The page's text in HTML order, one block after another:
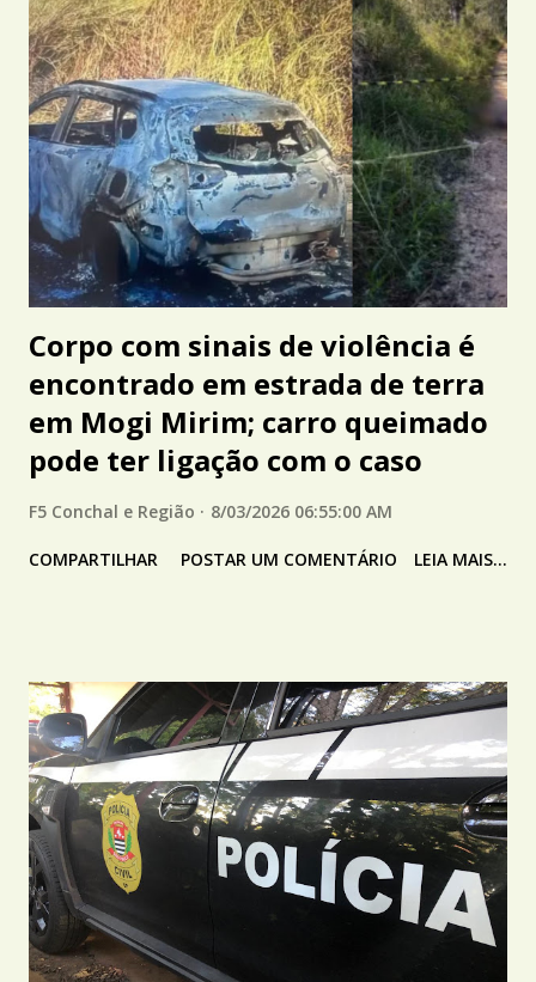
Corpo com sinais de violência é
encontrado em estrada de terra
em Mogi Mirim; carro queimado
pode ter ligação com o caso
F5 Conchal e Região 8/03/2026 06:55:00 AM
COMPARTILHAR POSTAR UM COMENTÁRIO LEIA MAIS...